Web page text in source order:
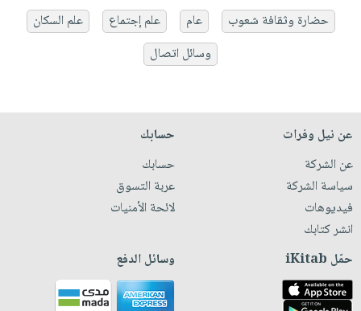
حضارة وثقافة شعوب
عام علم إجتماع
علم السكان
وسائل اتصال
عن نيل وفرات
عن الشركة
سياسة الشركة
فيديوهات
انشر كتابك
حسابك
حسابك
عربة التسوق
لائحة الأمنيات
حمّل iKitab وسائل الدفع